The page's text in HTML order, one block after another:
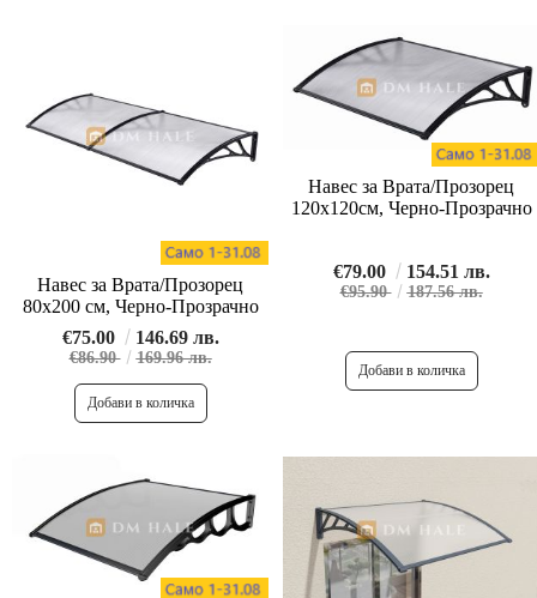
Навес за Врата/Прозорец
80х200 см, Черно-Прозрачно
€75.00
146.69 лв.
€86.90 169.96 лв.
Навес за Врата/Прозорец
120х120см, Черно-Прозрачно
€79.00 154.51 лв.
€95.90 187.56 лв.